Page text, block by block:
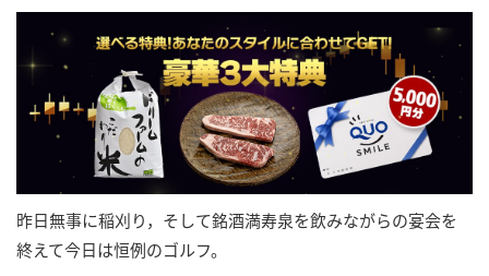
昨日無事に稲刈り，そして銘酒満寿泉を飲みながらの宴会を
終えて今日は恒例のゴルフ。